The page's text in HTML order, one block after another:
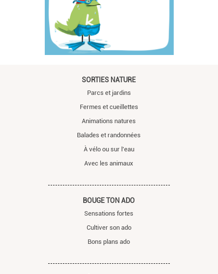
SORTIES NATURE
Parcs et jardins
Fermes et cueillettes
Animations natures
Balades et randonnées
À vélo ou sur l'eau
Avec les animaux
BOUGE TON ADO
Sensations fortes
Cultiver son ado
Bons plans ado